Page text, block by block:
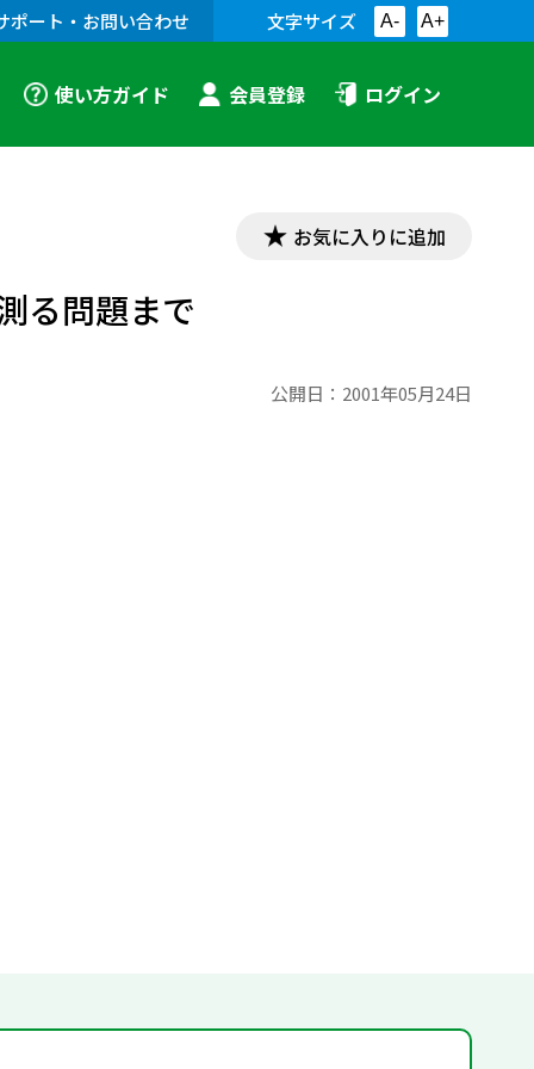
ポート・お問い合わせ 文字サイズ A- A+
使い方ガイド 会員登録 ログイン
お気に入りに追加
る問題まで
公開日： 2001年05月24日